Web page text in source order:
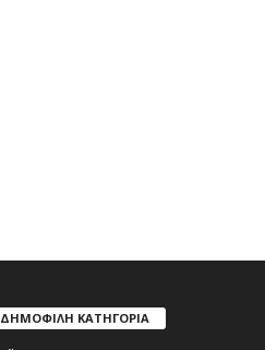
ΔΗΜΟΦΙΛΗ ΚΑΤΗΓΟΡΙΑ